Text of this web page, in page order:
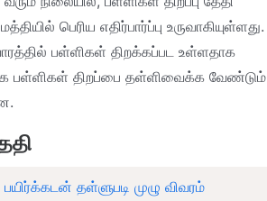
பெரிய எதிர்பார்ப்பு உருவாகியுள்ளது.
பள்ளிகள் திறக்கப்பட உள்ளதாக
பள்ளிகள் திறப்பை தள்ளிவைக்க வேண்டும்
பயிர்க்கடன் தள்ளுபடி முழு விவரம்